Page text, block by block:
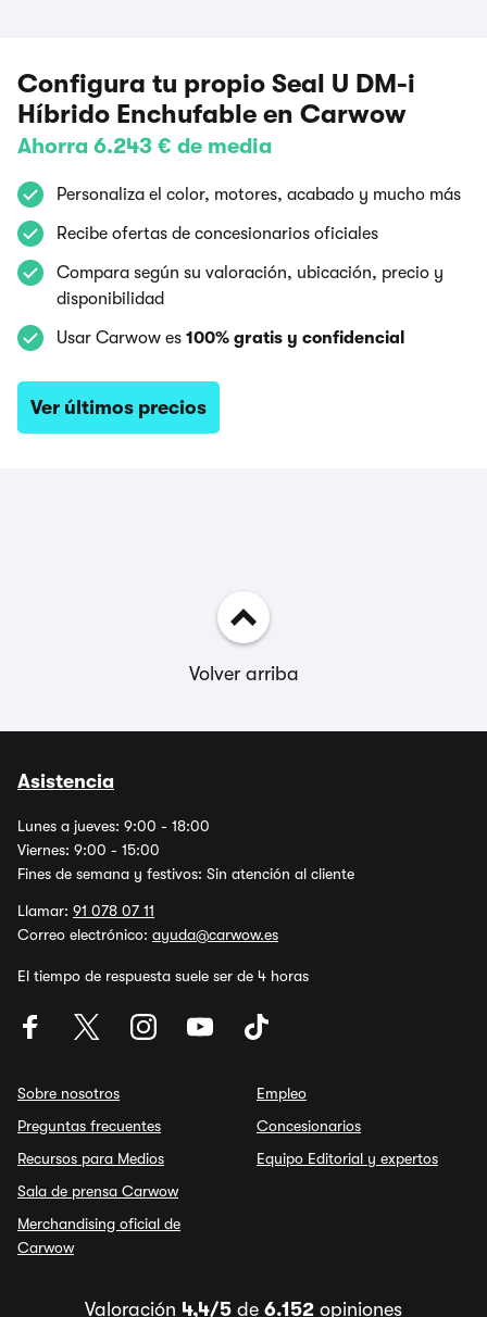
Configura tu propio Seal U DM-i
Híbrido Enchufable en Carwow
Ahorra 6.243 € de media
Personaliza el color, motores, acabado y mucho más
Recibe ofertas de concesionarios oficiales
Compara según su valoración, ubicación, precio y
disponibilidad
Usar Carwow es 100% gratis y confidencial
Ver últimos precios
Volver arriba
Asistencia
Lunes a jueves: 9:00 - 18:00
Viernes: 9:00 - 15:00
Fines de semana y festivos: Sin atención al cliente
Llamar: 91 078 07 11
Correo electrónico: ayuda@carwow.es
El tiempo de respuesta suele ser de 4 horas
Sobre nosotros
Preguntas frecuentes
Recursos para Medios
Sala de prensa Carwow
Merchandising oficial de
Carwow
Empleo
Concesionarios
Equipo Editorial y expertos
Valoración 4,4/5 de 6.152 opiniones